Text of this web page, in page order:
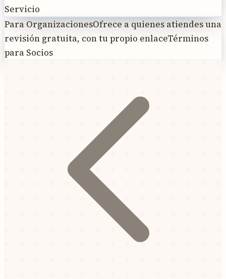
Servicio
Para OrganizacionesOfrece a quienes atiendes una
revisión gratuita, con tu propio enlaceTérminos
para Socios